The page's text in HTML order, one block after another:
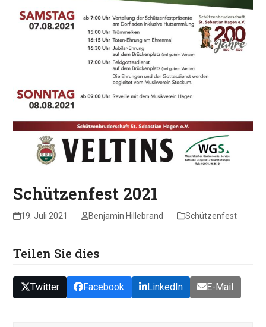
Schützenfest 2021
19. Juli 2021 Benjamin Hillebrand Schützenfest
Teilen Sie dies
Twitter Facebook LinkedIn E-Mail